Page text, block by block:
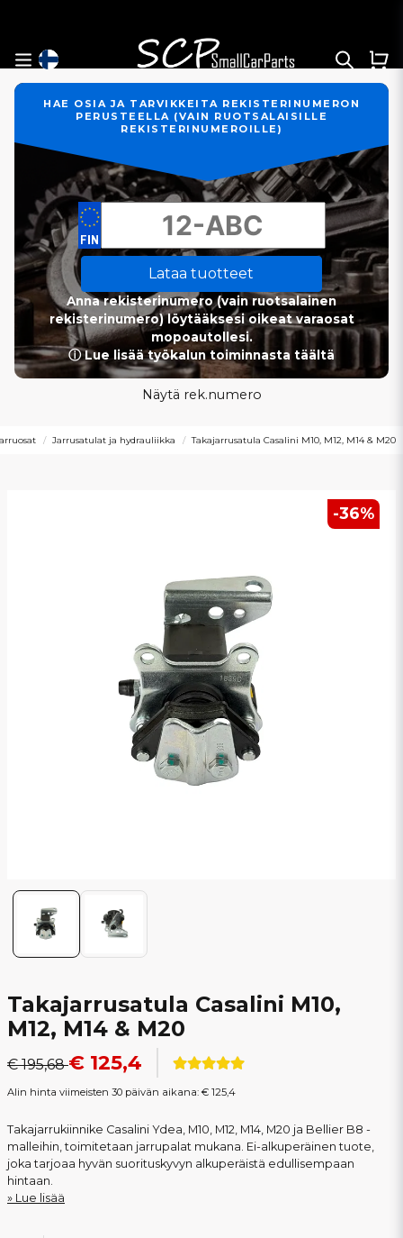
HAE OSIA JA TARVIKKEITA REKISTERINUMERON
PERUSTEELLA (VAIN RUOTSALAISILLE
REKISTERINUMEROILLE)
Lataa tuotteet
Anna rekisterinumero (vain ruotsalainen
rekisterinumero) löytääksesi oikeat varaosat
mopoautollesi.
ⓘ Lue lisää työkalun toiminnasta täältä
Näytä rek.numero
Jarrusatulat ja hydrauliikka Takajarrusatula Casalini M10, M12, M14 & M20
-36%
Takajarrusatula Casalini M10,
M12, M14 & M20
€ 195,68€ 125,4
Alin hinta viimeisten 30 päivän aikana: € 125,4
Takajarrukiinnike Casalini Ydea, M10, M12, M14, M20 ja Bellier B8 -
malleihin, toimitetaan jarrupalat mukana. Ei-alkuperäinen tuote,
joka tarjoaa hyvän suorituskyvyn alkuperäistä edullisempaan
hintaan.
Lue lisää